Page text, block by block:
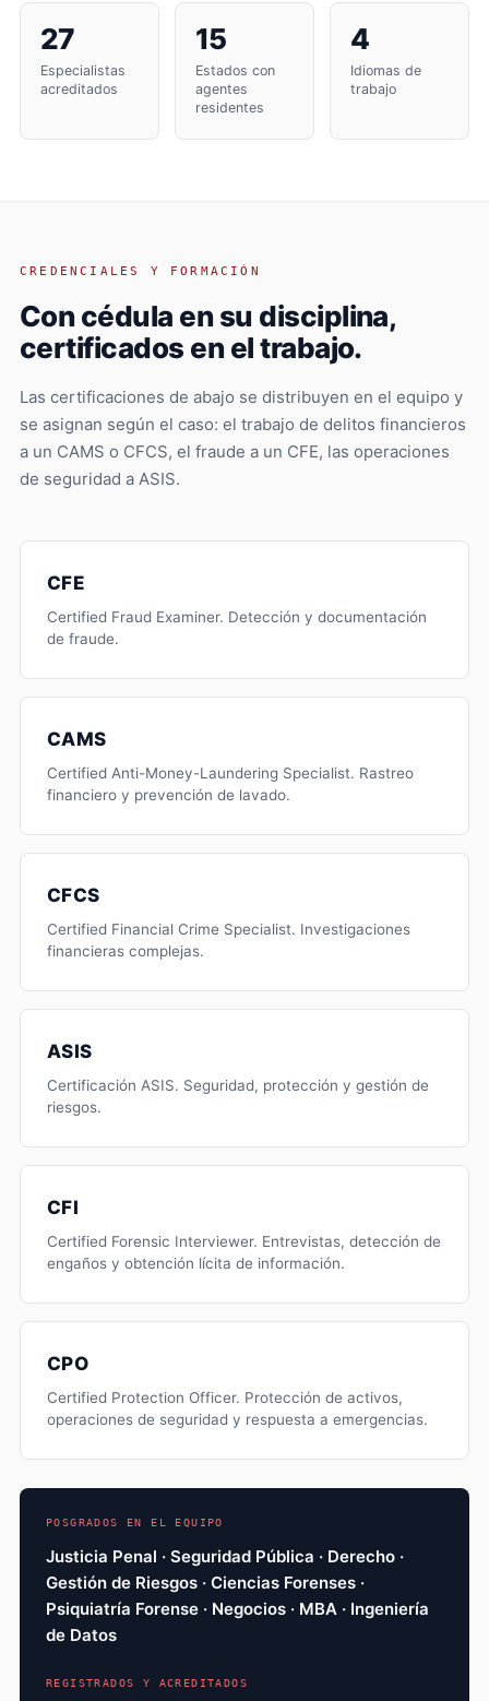
27
Especialistas
acreditados
15
Estados con
agentes
residentes
4
Idiomas de
trabajo
CREDENCIALES Y FORMACIÓN
Con cédula en su disciplina,
certificados en el trabajo.
Las certificaciones de abajo se distribuyen en el equipo y
se asignan según el caso: el trabajo de delitos financieros
a un CAMS o CFCS, el fraude a un CFE, las operaciones
de seguridad a ASIS.
CFE
Certified Fraud Examiner. Detección y documentación
de fraude.
CAMS
Certified Anti-Money-Laundering Specialist. Rastreo
financiero y prevención de lavado.
CFCS
Certified Financial Crime Specialist. Investigaciones
financieras complejas.
ASIS
Certificación ASIS. Seguridad, protección y gestión de
riesgos.
CFI
Certified Forensic Interviewer. Entrevistas, detección de
engaños y obtención lícita de información.
CPO
Certified Protection Officer. Protección de activos,
operaciones de seguridad y respuesta a emergencias.
POSGRADOS EN EL EQUIPO
Justicia Penal · Seguridad Pública · Derecho ·
Gestión de Riesgos · Ciencias Forenses ·
Psiquiatría Forense · Negocios · MBA · Ingeniería
de Datos
REGISTRADOS Y ACREDITADOS